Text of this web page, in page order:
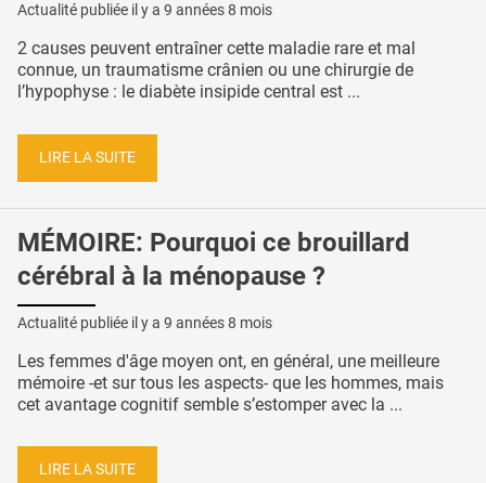
Actualité publiée il y a 9 années 8 mois
2 causes peuvent entraîner cette maladie rare et mal
connue, un traumatisme crânien ou une chirurgie de
l’hypophyse : le diabète insipide central est ...
LIRE LA SUITE
MÉMOIRE: Pourquoi ce brouillard
cérébral à la ménopause ?
Actualité publiée il y a 9 années 8 mois
Les femmes d'âge moyen ont, en général, une meilleure
mémoire -et sur tous les aspects- que les hommes, mais
cet avantage cognitif semble s’estomper avec la ...
LIRE LA SUITE